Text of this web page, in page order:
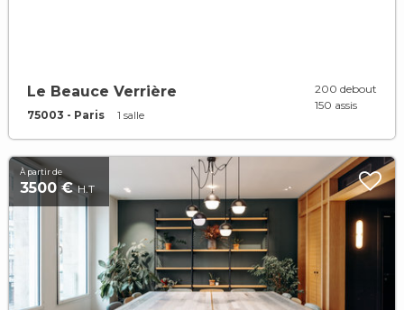
Le Beauce Verrière
75003 - Paris 1 salle
200 debout
150 assis
À partir de
3500 €H.T